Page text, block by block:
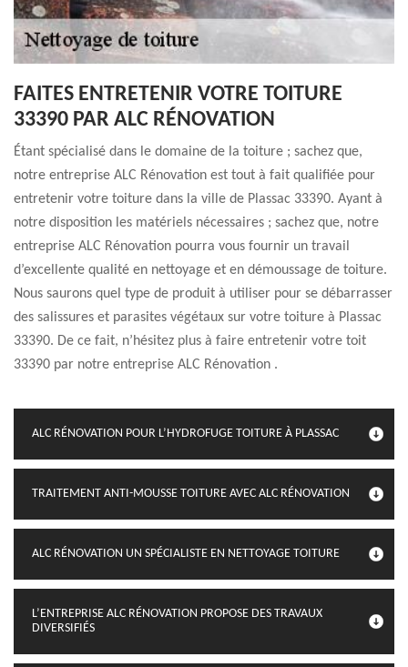
FAITES ENTRETENIR VOTRE TOITURE
33390 PAR ALC RÉNOVATION
Étant spécialisé dans le domaine de la toiture ; sachez que,
notre entreprise ALC Rénovation est tout à fait qualifiée pour
entretenir votre toiture dans la ville de Plassac 33390. Ayant à
notre disposition les matériels nécessaires ; sachez que, notre
entreprise ALC Rénovation pourra vous fournir un travail
d’excellente qualité en nettoyage et en démoussage de toiture.
Nous saurons quel type de produit à utiliser pour se débarrasser
des salissures et parasites végétaux sur votre toiture à Plassac
33390. De ce fait, n’hésitez plus à faire entretenir votre toit
33390 par notre entreprise ALC Rénovation .
ALC RÉNOVATION POUR L’HYDROFUGE TOITURE À PLASSAC
TRAITEMENT ANTI-MOUSSE TOITURE AVEC ALC RÉNOVATION
ALC RÉNOVATION UN SPÉCIALISTE EN NETTOYAGE TOITURE
L’ENTREPRISE ALC RÉNOVATION PROPOSE DES TRAVAUX
DIVERSIFIÉS